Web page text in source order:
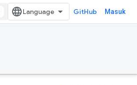
GitHub Masuk